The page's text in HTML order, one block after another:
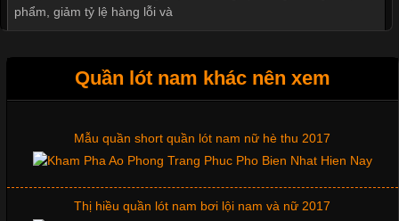
phẩm, giảm tỷ lệ hàng lỗi và
Áo thun là một trong những trang phục phổ biến nhất hiện nay
Quần lót nam khác nên xem
Mẫu quần short quần lót nam nữ hè thu 2017
Thị hiều quần lót nam bơi lội nam và nữ 2017